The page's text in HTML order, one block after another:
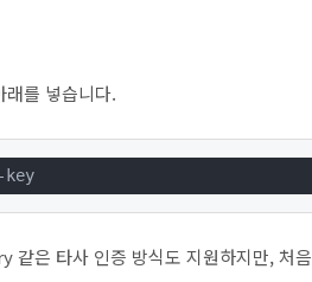
래를 넣습니다.
은 타사 인증 방식도 지원하지만, 처